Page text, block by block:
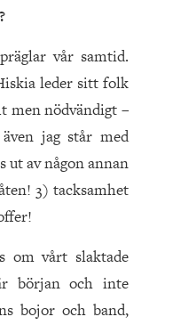
vår samtid.
leder sitt folk
men nödvändigt –
jag står med
ut av någon annan
3) tacksamhet
om vårt slaktade
början och inte
bojor och band,